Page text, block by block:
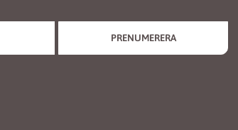
PRENUMERERA